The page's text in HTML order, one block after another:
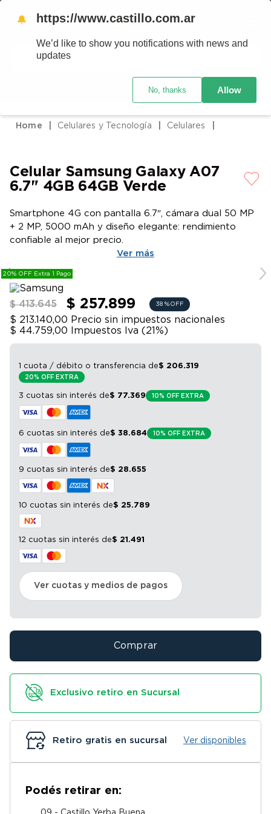
Buscar
Crédito Castillo
Celulares y Tecnología Celulares
Celular Samsung Galaxy A07
6.7" 4GB 64GB Verde
Smartphone 4G con pantalla 6.7″, cámara dual 50 MP
+ 2 MP, 5000 mAh y diseño elegante: rendimiento
confiable al mejor precio.
Ver más
20% OFF Extra 1 Pago
$ 413.645 $ 257.899 38 % OFF
$ 213.140,00 Precio sin impuestos nacionales
$ 44.759,00
Impuestos Iva (21%)
1 cuota / débito o transferencia de$ 206.319
20% OFF EXTRA
3 cuotas sin interés de$ 77.369 10% OFF EXTRA
6 cuotas sin interés de$ 38.684 10% OFF EXTRA
9 cuotas sin interés de$ 28.655
10 cuotas sin interés de$ 25.789
12 cuotas sin interés de$ 21 .491
Ver cuotas y medios de pagos
Comprar
Exclusivo retiro en Sucursal
Retiro gratis en sucursal Ver disponibles
Podés retirar en:
2.
heladera
4.
lavarropas
5
colchones
6.
cocina
7.
moto
9.
bicicleta
10. sommier
🔔 https://www.castillo.com.ar
We’d like to show you notifications with news and
updates
No, thanks Allow